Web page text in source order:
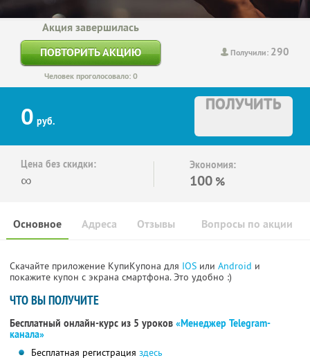
Получили: 290
Акция завершилась
ПОВТОРИТЬ АКЦИЮ
Человек проголосовало: 0
0 руб.
ПОЛУЧИТЬ
Цена без скидки:
∞
Экономия:
100 %
Основное Отзывы Вопросы по акции
Адреса
Скачайте приложение КупиКупона для IOS или Android и
покажите купон с экрана смартфона. Это удобно :)
ЧТО ВЫ ПОЛУЧИТЕ
Бесплатный онлайн-курс из 5 уроков «Менеджер Telegram-
канала»
Бесплатная регистрация здесь